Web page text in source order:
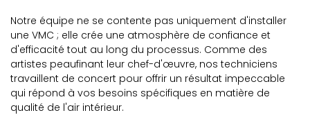
Notre équipe ne se contente pas uniquement d'installer
une VMC ; elle crée une atmosphère de confiance et
d'efficacité tout au long du processus. Comme des
artistes peaufinant leur chef-d'œuvre, nos techniciens
travaillent de concert pour offrir un résultat impeccable
qui répond à vos besoins spécifiques en matière de
qualité de l'air intérieur.